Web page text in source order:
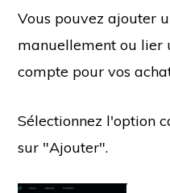
Vous pouvez ajouter
manuellement ou lier
compte pour vos
Sélectionnez l'option
sur "Ajouter".